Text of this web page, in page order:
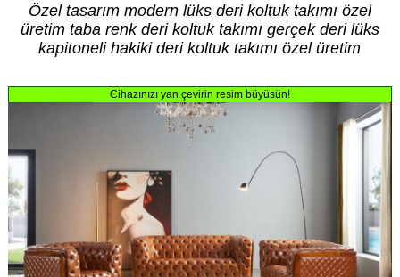
Özel tasarım modern lüks deri koltuk takımı özel
üretim taba renk deri koltuk takımı gerçek deri lüks
kapitoneli hakiki deri koltuk takımı özel üretim
Cihazınızı yan çevirin resim büyüsün!